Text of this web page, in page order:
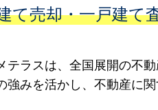
て売却・一戸建
テラスは、全国展開の不
強みを活かし、不動産に